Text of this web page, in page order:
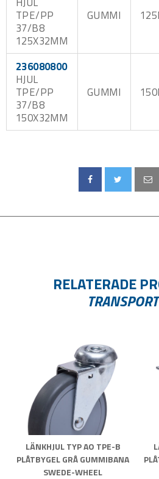
TPE/PP
37/B8
125X32MM
GUMMI
236080800
HJUL
TPE/PP
37/B8
150X32MM
GUMMI
RELATERADE
LÄNKHJUL TYP AO TPE-B
PLÅTBYGEL GRÅ GUMMIBANA
SWEDE-WHEEL